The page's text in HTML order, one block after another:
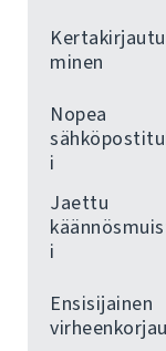
Kertakirjautu
minen
Nopea
i
Jaettu
i
Ensisijainen